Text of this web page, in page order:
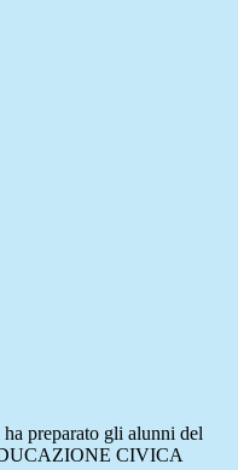
preparato gli alunni del
CIVICA